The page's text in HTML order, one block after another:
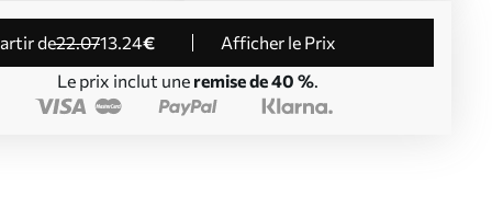
de22.0713.24€
Afficher le Prix
Le prix inclut une remise de 40 %.